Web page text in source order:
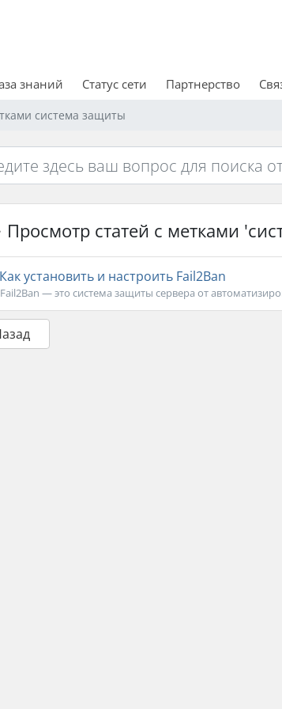
знаний Статус сети Партнерство
система защиты
Просмотр статей с метками
установить и настроить Fail2Ban
Fail2Ban — это система защиты сервера от